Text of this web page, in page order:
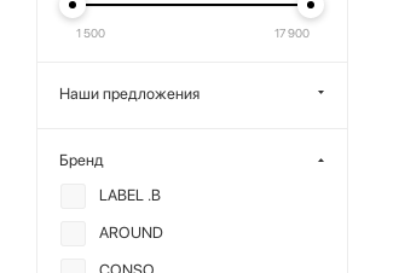
1 500 17 900
Наши предложения
Бренд
LABEL .B
AROUND